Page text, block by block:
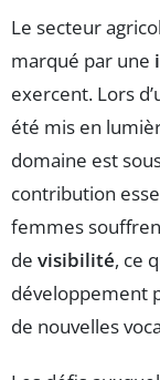
Le secteur
marqué par une
exercent. Lors
été mis en
domaine est
contribution
femmes
de visibilité, ce
développement
de nouvelles